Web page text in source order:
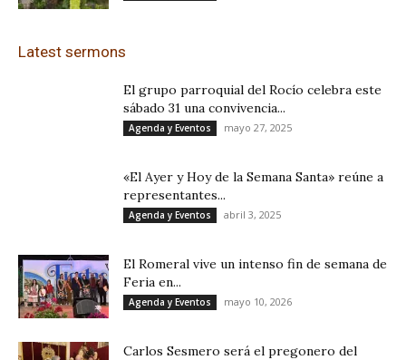
Latest sermons
El grupo parroquial del Rocío celebra este
sábado 31 una convivencia...
Agenda y Eventos mayo 27, 2025
«El Ayer y Hoy de la Semana Santa» reúne a
representantes...
Agenda y Eventos abril 3, 2025
El Romeral vive un intenso fin de semana de
Feria en...
Agenda y Eventos mayo 10, 2026
Carlos Sesmero será el pregonero del